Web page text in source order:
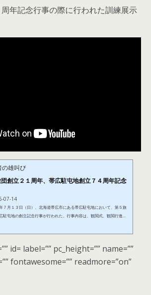
年記念行事の際に行われた訓練展示
の雄叫び
創立２１周年、帯広駐屯地創立７４周年記念
07-14
７月１３日（日）、北海道帯広市にある帯広駐屯地において、第５旅
駐屯地の創立記念行事が行われた。行事内容は、観閲式、観閲行進、
には、衆議院議員の石川 香織、同じく衆議院議員の鈴木 貴子代理が出
）、帯広柏葉高校書道部、弾き語り「いちか」、第５音楽隊であ
id= label=”” pc_height=”” name=””
fontawesome=”” readmore=”on”